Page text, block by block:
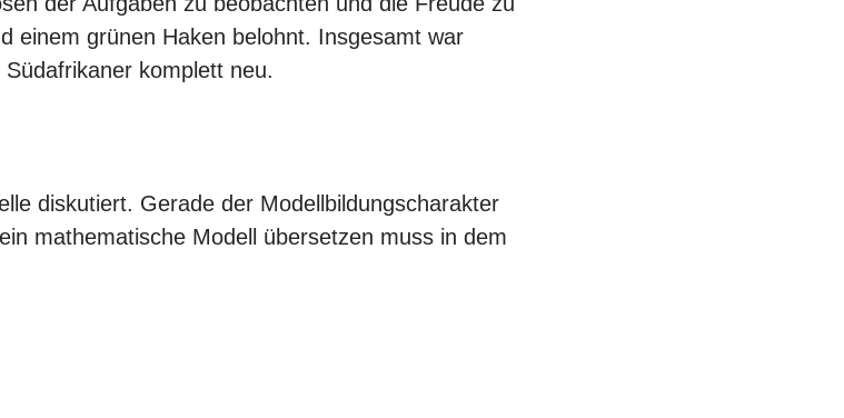
einem grünen Haken belohnt. Insgesamt war
komplett neu.
diskutiert. Gerade der Modellbildungscharakter
mathematische Modell übersetzen muss in dem